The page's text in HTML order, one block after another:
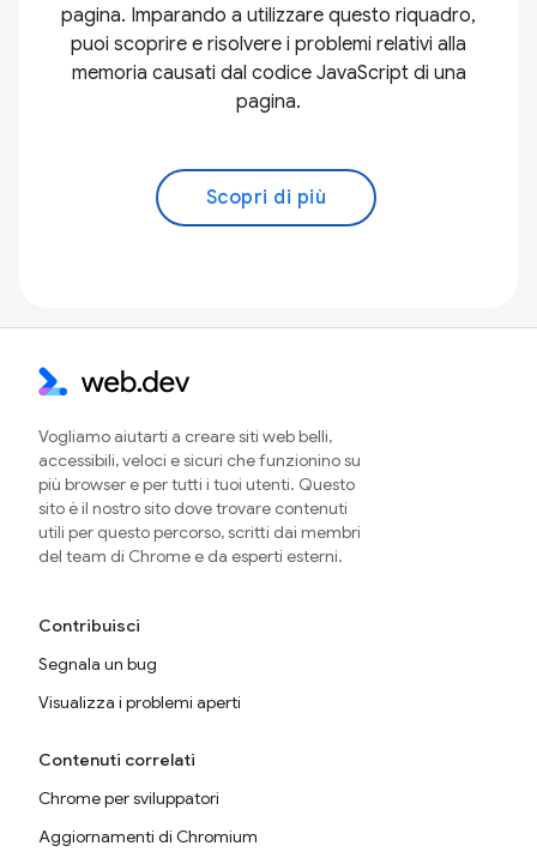
pagina. Imparando a utilizzare questo riquadro,
puoi scoprire e risolvere i problemi relativi alla
memoria causati dal codice JavaScript di una
pagina.
Scopri di più
Vogliamo aiutarti a creare siti web belli,
accessibili, veloci e sicuri che funzionino su
più browser e per tutti i tuoi utenti. Questo
sito è il nostro sito dove trovare contenuti
utili per questo percorso, scritti dai membri
del team di Chrome e da esperti esterni.
Contribuisci
Segnala un bug
Visualizza i problemi aperti
Contenuti correlati
Chrome per sviluppatori
Aggiornamenti di Chromium